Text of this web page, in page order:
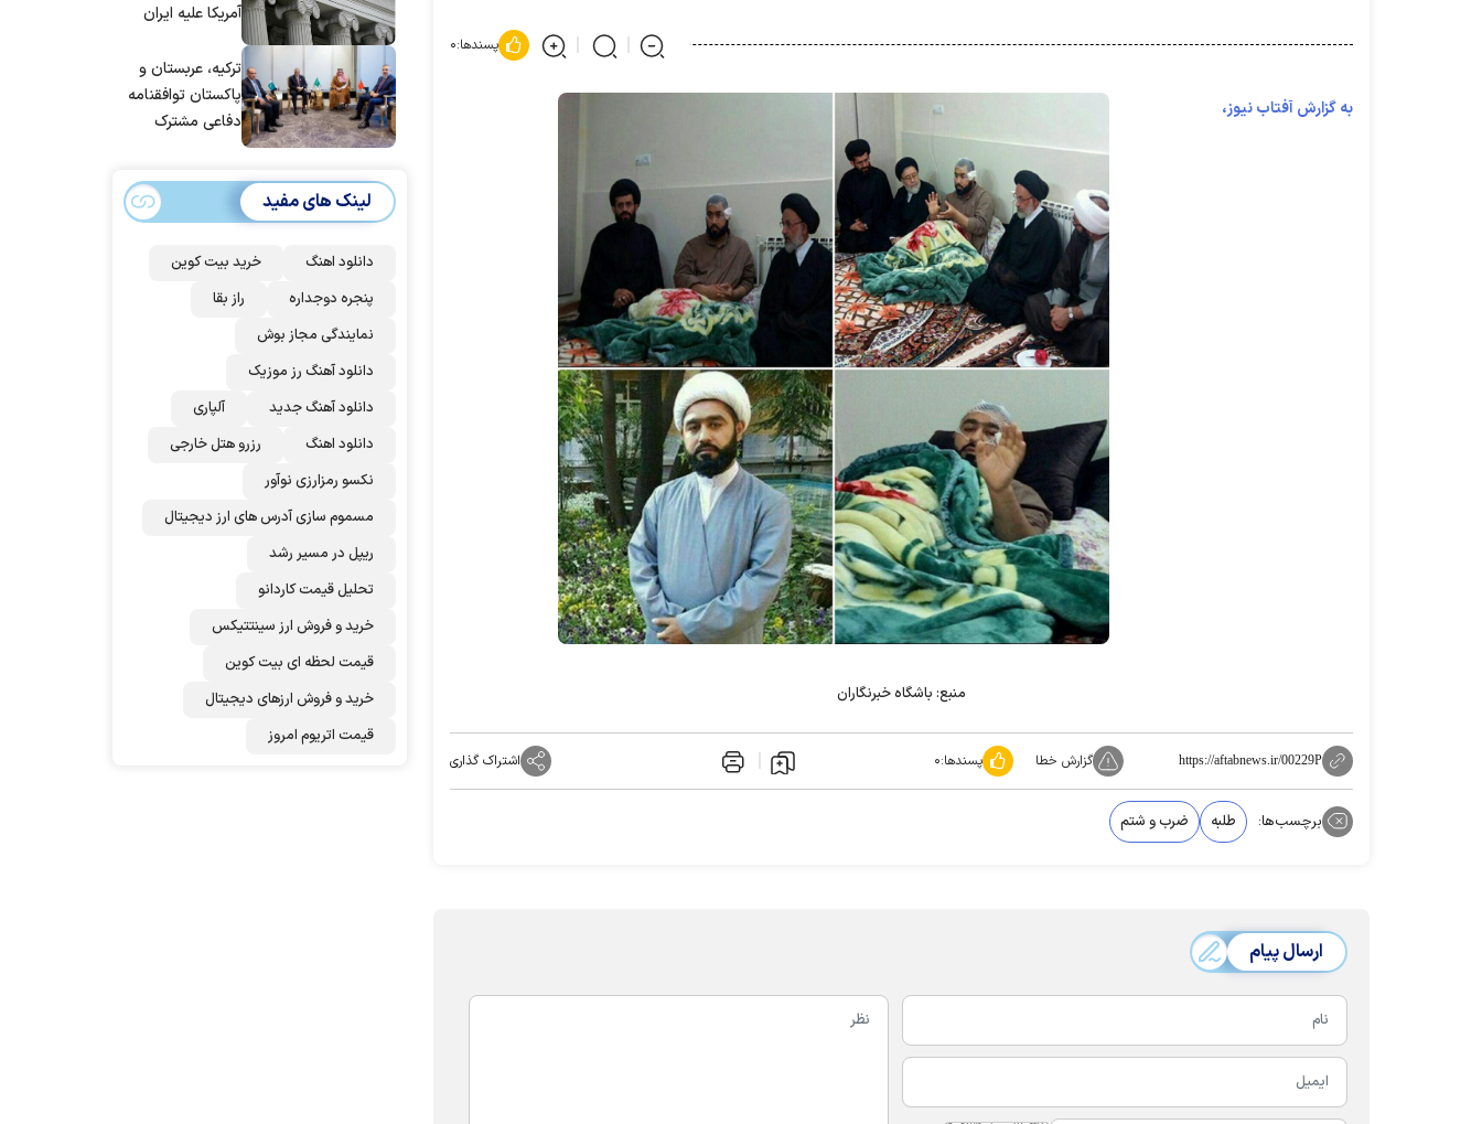
پسندها:۰
به گزارش آفتاب نیوز،
منبع: باشگاه خبرنگاران
https://aftabnews.ir/00229P گزارش خطا پسندها:۰ اشتراک گذاری
برچسب‌ها: طلبه ضرب و شتم
ارسال پیام
آمریکا علیه ایران
ترکیه، عربستان و
پاکستان توافقنامه
دفاعی مشترک
لینک های مفید
دانلود اهنگ
خرید بیت کوین
پنجره دوجداره
راز بقا
نمایندگی مجاز بوش
دانلود آهنگ رز‌ موزیک
دانلود آهنگ جدید
آلپاری
دانلود اهنگ
رزرو هتل خارجی
نکسو رمزارزی نوآور
مسموم سازی آدرس های ارز دیجیتال
ریپل در مسیر رشد
تحلیل قیمت کاردانو
خرید و فروش ارز سینتتیکس
قیمت لحظه ای بیت کوین
خرید و فروش ارزهای دیجیتال
قیمت اتریوم امروز